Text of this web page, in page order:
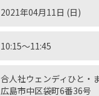
2021年04月11日 (日)
10:15〜11:45
合人社ウェンディひと・
広島市中区袋町6番36号